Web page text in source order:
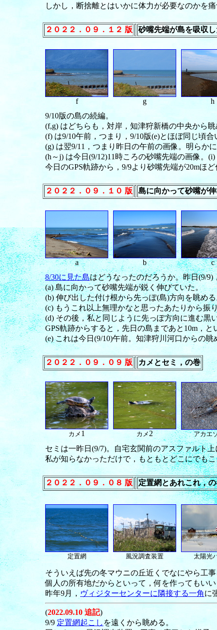
しかし，断捨離とはいかに体力が必要なのかを
２０２２．０９．１２ 版 砂嘴先端が島を吸収
f g h
9/10版の島の続編。
(f,g) はどちらも，対岸，知津狩新橋の中央から眺
(f) は9/10午前，つまり，9/10版(e)とほぼ同じ頃
(g) は翌9/11，つまり昨日の午前の画像。明らか
(h～j) は今日(9/12)11時ころの砂嘴先端の画像。
今日のGPS軌跡から，9/9より砂嘴先端が20mほ
２０２２．０９．１０ 版 島に向かって砂嘴が
a b c
8/30に見た島はどうなったのだろうか。昨日(9/
(a) 島に向かって砂嘴先端が鋭く伸びていた。
(b) 伸び出した付け根から先っぽ(島)方向を眺め
(c) もうこれ以上無理かなと思ったあたりから振
(d) その後，私と同じように先っぽ方向に進む
GPS軌跡からすると，先日の島まであと10m，と
(e) これは今日(9/10)午前。知津狩川河口からの眺
２０２２．０９．０９ 版 カメとセミ，の巻
カメ 1 カメ 2 アカエ
セミは一昨日(9/7)。自宅玄関前のアスファルト
私が知らなかっただけで，もともとどこにでも
２０２２．０９．０８ 版 定置網とあれこれ，
定置網 風況調査装置 太陽光
そういえば先の冬マウニの丘近くでなにやら工
個人の所有地だからといって，何を作ってもい
昨年9月， ヴィジターセンターに隣接する一角に
(2022.09.10 追記)
9/9 定置網起こし を遠くから眺める。